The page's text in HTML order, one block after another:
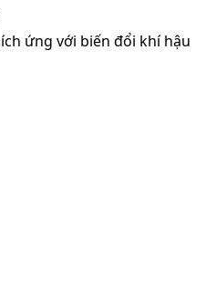
ứng với biến đổi khí hậu